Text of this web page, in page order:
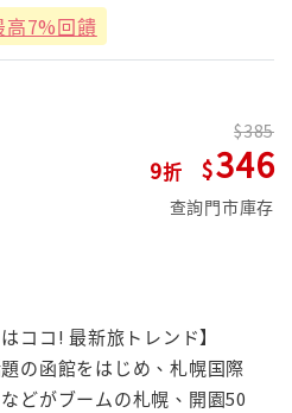
高7%回饋
9
385
346
查詢門市庫存
ココ! 最新旅トレンド】
の函館をはじめ、札幌国際
どがブームの札幌、開園50